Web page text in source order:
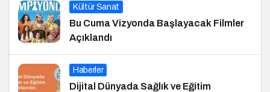
Kültür Sanat
Bu Cuma Vizyonda Başlayacak Filmler
Açıklandı
Haberler
Dijital Dünyada Sağlık ve Eğitim